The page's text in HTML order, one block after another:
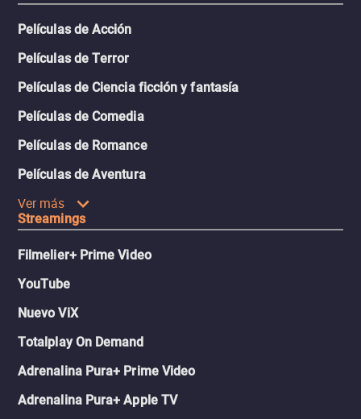
Películas de Acción
Películas de Terror
Películas de Ciencia ficción y fantasía
Películas de Comedia
Películas de Romance
Películas de Aventura
Ver más
Streamings
Filmelier+ Prime Video
YouTube
Nuevo ViX
Totalplay On Demand
Adrenalina Pura+ Prime Video
Adrenalina Pura+ Apple TV